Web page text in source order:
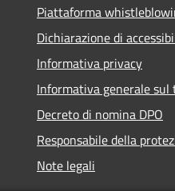
Piattaforma
Dichiarazione di
Informativa privacy
Informativa generale
Decreto di nomina DPO
Responsabile della
Note legali